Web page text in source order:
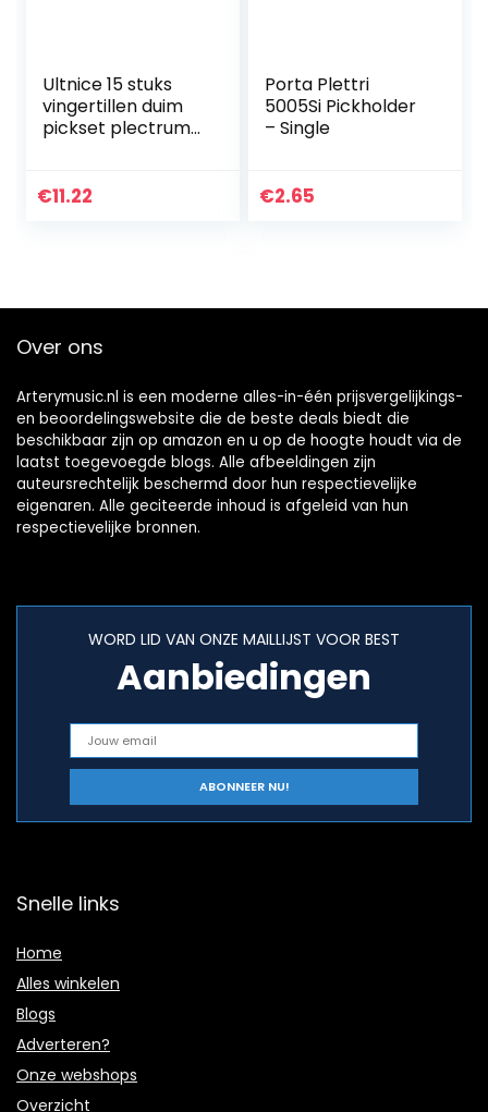
Ultnice 15 stuks
vingertillen duim
pickset plectrums
€11.22
Porta Plettri
5005Si Pickholder
– Single
€2.65
Over ons
Arterymusic.nl is een moderne alles-in-één prijsvergelijkings-
en beoordelingswebsite die de beste deals biedt die
beschikbaar zijn op amazon en u op de hoogte houdt via de
laatst toegevoegde blogs. Alle afbeeldingen zijn
auteursrechtelijk beschermd door hun respectievelijke
eigenaren. Alle geciteerde inhoud is afgeleid van hun
respectievelijke bronnen.
WORD LID VAN ONZE MAILLIJST VOOR BEST
Aanbiedingen
Snelle links
Home
Alles winkelen
Blogs
Adverteren?
Onze webshops
Overzicht